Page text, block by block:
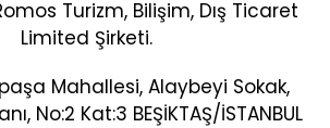
Turizm, Bilişim, Dış Ticaret
Limited Şirketi.
Mahallesi, Alaybeyi Sokak,
No:2 Kat:3 BEŞİKTAŞ/İSTANBUL